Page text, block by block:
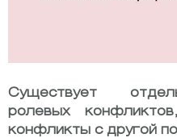
Существует
ролевых
конфликты с другой